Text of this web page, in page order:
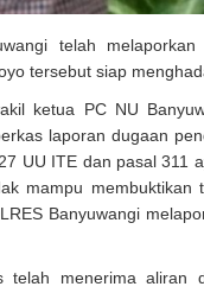
telah
tersebut siap
ketua PC NU
laporan dugaan
UU ITE dan pasal 311
mampu membuktikan
Banyuwangi
telah menerima aliran